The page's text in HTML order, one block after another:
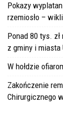
Pokazy
rzemiosło –
Ponad 80 tys.
z gminy i miasta
W hołdzie
Zakończenie
Chirurgicznego